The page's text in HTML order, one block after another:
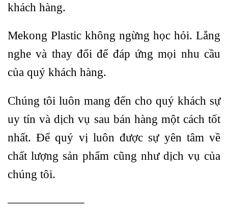
khách hàng.
Mekong Plastic không ngừng học hỏi. Lắng
nghe và thay đổi để đáp ứng mọi nhu cầu
của quý khách hàng.
Chúng tôi luôn mang đến cho quý khách sự
uy tín và dịch vụ sau bán hàng một cách tốt
nhất. Để quý vị luôn được sự yên tâm về
chất lượng sản phẩm cũng như dịch vụ của
chúng tôi.
——————–